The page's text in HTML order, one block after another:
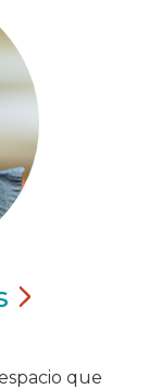
que